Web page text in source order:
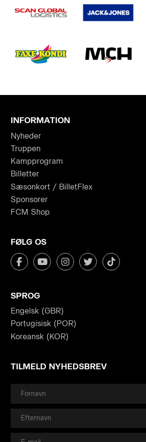
INFORMATION
Nyheder
Truppen
Kampprogram
Billetter
Sæsonkort / BilletFlex
Sponsorer
FCM Shop
FØLG OS
SPROG
Engelsk (GBR)
Portugisisk (POR)
Koreansk (KOR)
TILMELD NYHEDSBREV